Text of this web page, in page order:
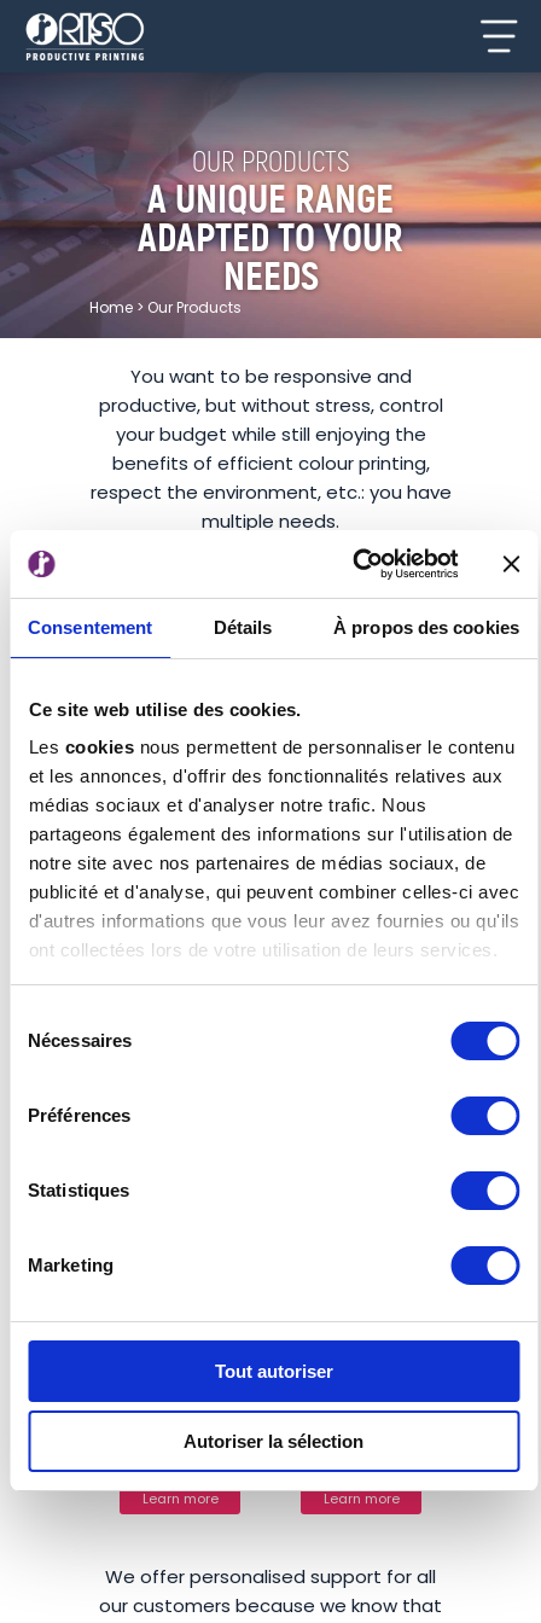
Consentement Détails À propos des cookies
Ce site web utilise des cookies.
Les cookiesnous permettent de personnaliser le contenu
et les annonces, d'offrir des fonctionnalités relatives aux
médias sociaux et d'analyser notre trafic. Nous
partageons également des informations sur l'utilisation de
notre site avec nos partenaires de médias sociaux, de
publicité et d'analyse, qui peuvent combiner celles-ci avec
d'autres informations que vous leur avez fournies ou qu'ils
ont collectées lors de votre utilisation de leurs services.
Nécessaires
Préférences
Statistiques
Marketing
Tout autoriser
Autoriser la sélection
OUR PRODUCTS
A UNIQUE RANGE
ADAPTED TO YOUR
NEEDS
Home > Our Products
You want to be responsive and
productive, but without stress, control
your budget while still enjoying the
benefits of efficient colour printing,
respect the environment, etc.: you have
multiple needs.
To meet them, RISO proposes a
technological approach that is
different from the conventional market
offerings. We design and produce a
inkjet printers among which you will find
the solution that meets your
requirements.
PRINTERS
Learn more
OFFLINE
Learn more
We offer personalised support for all
our customers because we know that